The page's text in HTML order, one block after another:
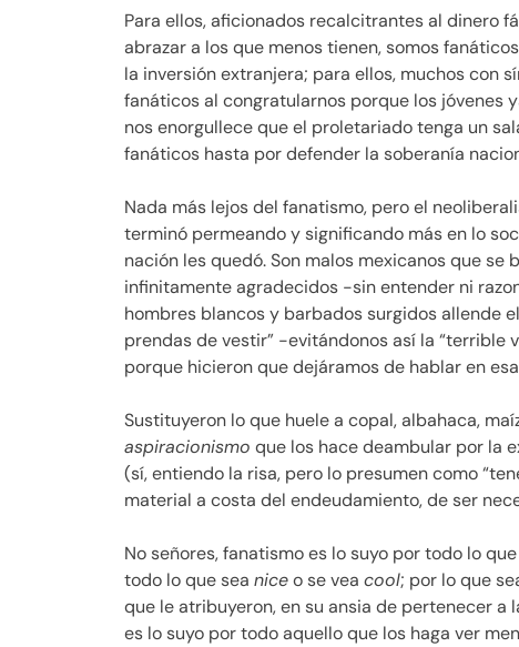
Para ellos, aficionados recalcitrantes al dinero
abrazar a los que menos tienen, somos
la inversión extranjera; para ellos, muchos con
fanáticos al congratularnos porque los jóvenes
nos enorgullece que el proletariado tenga un
fanáticos hasta por defender la soberanía
Nada más lejos del fanatismo, pero el
terminó permeando y significando más en lo
nación les quedó. Son malos mexicanos que
infinitamente agradecidos -sin entender ni
hombres blancos y barbados surgidos allende
prendas de vestir” -evitándonos así la “terrible
porque hicieron que dejáramos de hablar en
Sustituyeron lo que huele a copal, albahaca,
aspiracionismo que los hace deambular por la
(sí, entiendo la risa, pero lo presumen como
material a costa del endeudamiento, de ser
No señores, fanatismo es lo suyo por todo lo
todo lo que sea niceo se vea cool; por lo que
que le atribuyeron, en su ansia de pertenecer a
es lo suyo por todo aquello que los haga ver